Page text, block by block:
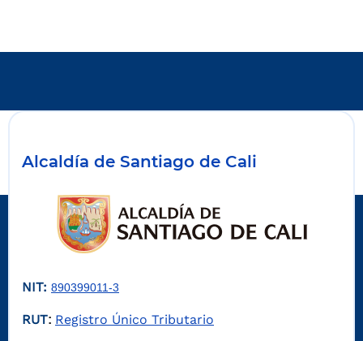
Alcaldía de Santiago de Cali
NIT: 890399011-3
RUT: Registro Único Tributario